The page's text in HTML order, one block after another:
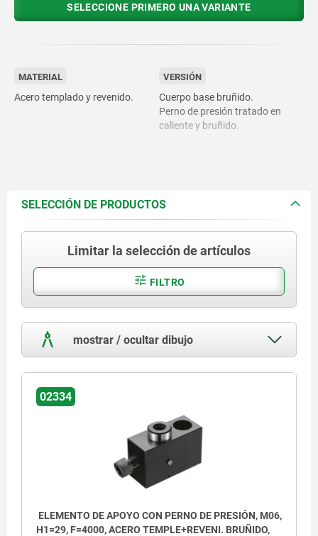
SELECCIONE PRIMERO UNA VARIANTE
MATERIAL
Acero templado y revenido.
VERSIÓN
Cuerpo base bruñido.
Perno de presión tratado en
caliente y bruñido.
SELECCIÓN DE PRODUCTOS
Limitar la selección de artículos
FILTRO
mostrar / ocultar dibujo
02334
ELEMENTO DE APOYO CON PERNO DE PRESIÓN, M06,
H1=29, F=4000, ACERO TEMPLE+REVENI. BRUÑIDO,